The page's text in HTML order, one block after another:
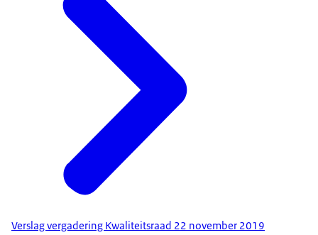
Verslag vergadering Kwaliteitsraad 22 november 2019